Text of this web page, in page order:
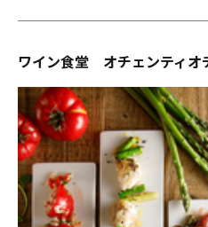
ワイン食堂 オチェンティ